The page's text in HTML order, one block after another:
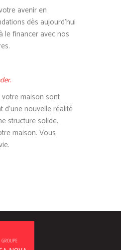
avenir en
dès aujourd’hui
le financer avec nos
maison sont
d’une nouvelle réalité
structure solide.
maison. Vous